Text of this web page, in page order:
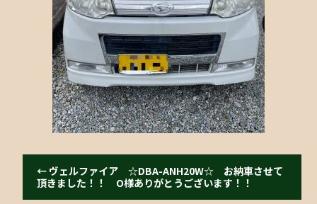
← ヴェルファイア ☆DBA-ANH20W☆ お納車させて
頂きました！！ O様ありがとうございます！！